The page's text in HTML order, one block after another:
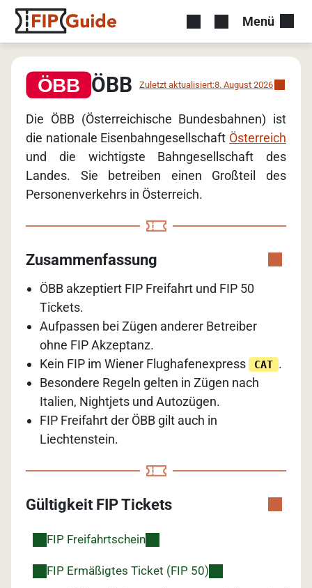
Menü
ÖBB Zuletzt aktualisiert:8. August 2026
Die ÖBB (Österreichische Bundesbahnen) ist
die nationale Eisenbahngesellschaft Österreich
und die wichtigste Bahngesellschaft des
Landes. Sie betreiben einen Großteil des
Personenverkehrs in Österreich.
Zusammenfassung
ÖBB akzeptiert FIP Freifahrt und FIP 50
Tickets.
Aufpassen bei Zügen anderer Betreiber
ohne FIP Akzeptanz.
Kein FIP im Wiener Flughafenexpress
CAT .
Besondere Regeln gelten in Zügen nach
Italien, Nightjets und Autozügen.
FIP Freifahrt der ÖBB gilt auch in
Liechtenstein.
Gültigkeit FIP Tickets
FIP Freifahrtschein
FIP Ermäßigtes Ticket (FIP 50)